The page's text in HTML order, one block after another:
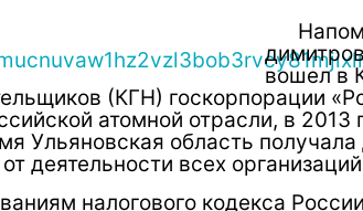
вошел в
(КГН) госкорпорации
атомной отрасли, в 2013
Ульяновская область
деятельности всех
налогового кодекса